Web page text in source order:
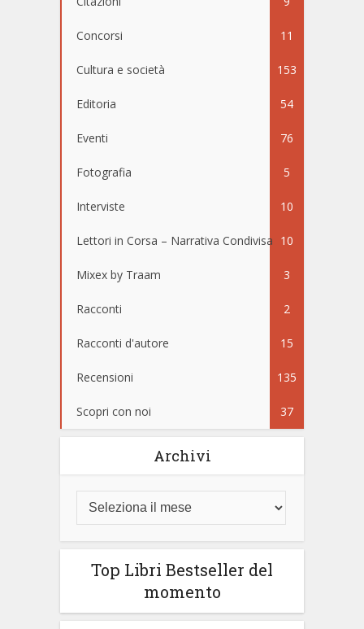
Concorsi 11
Cultura e società 153
Editoria 54
Eventi 76
Fotografia 5
Interviste 10
Lettori in Corsa – Narrativa Condivisa 10
Mixex by Traam 3
Racconti 2
Racconti d'autore 15
Recensioni 135
Scopri con noi 37
Archivi
Top Libri Bestseller del
momento